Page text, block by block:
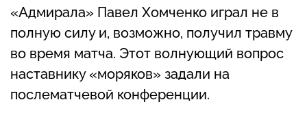
«Адмирала» Павел Хомченко играл не в
полную силу и, возможно, получил травму
во время матча. Этот волнующий вопрос
наставнику «моряков» задали на
послематчевой конференции.